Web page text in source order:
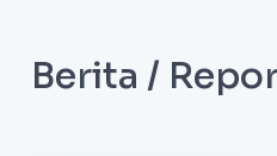
Berita /